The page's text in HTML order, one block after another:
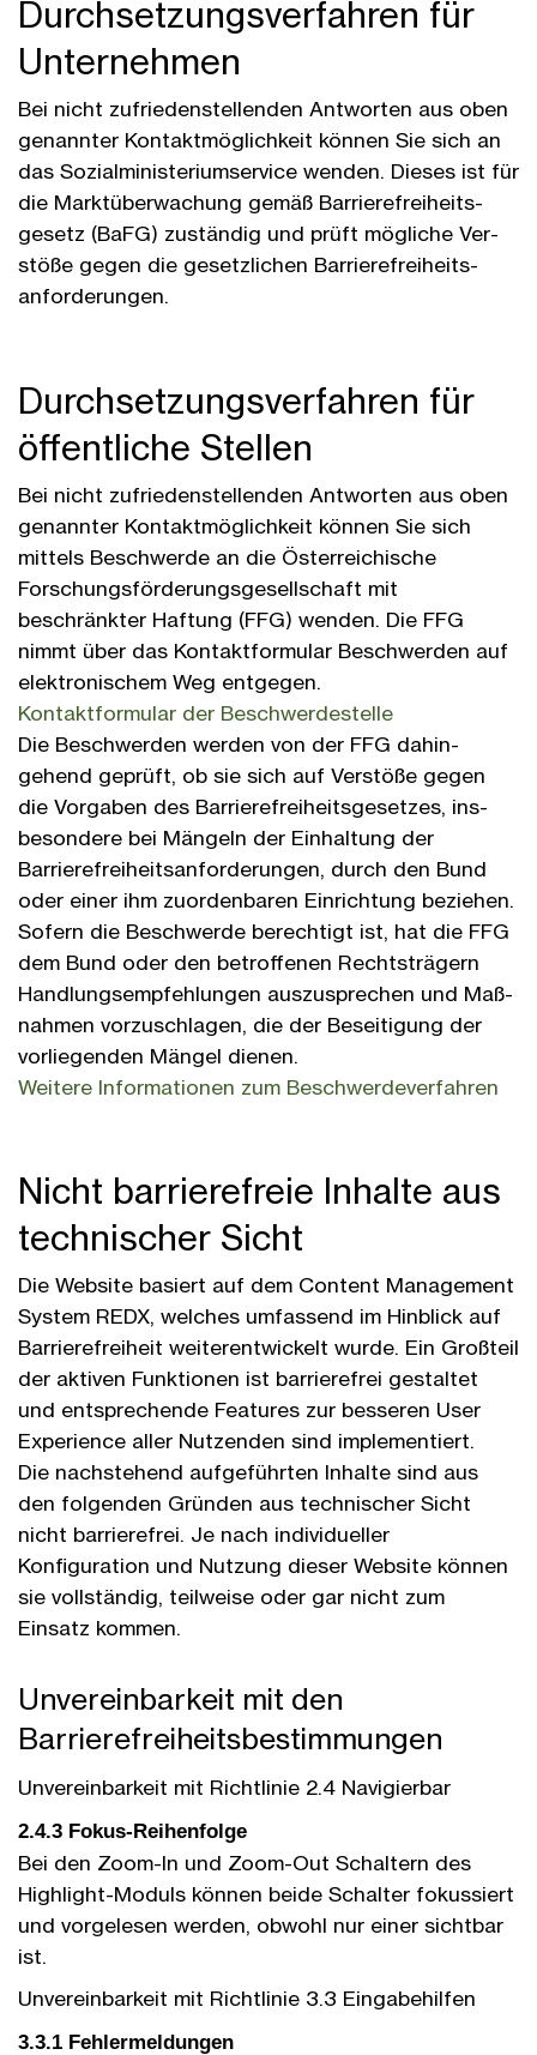
Durch­setzungs­ver­fahren für
Unternehmen
Bei nicht zufrieden­stellenden Antworten aus oben
genannter Kontakt­möglichkeit können Sie sich an
das Sozial­ministerium­service wenden. Dieses ist für
die Markt­über­wachung gemäß Barriere­freiheits­
gesetz (BaFG) zuständig und prüft mögliche Ver­
stöße gegen die gesetz­lichen Barriere­freiheits­
anforder­ungen.
Durch­setzungs­ver­fahren für
öffentliche Stellen
Bei nicht zu­frieden­stellenden Antworten aus oben
genannter Kontakt­möglich­keit können Sie sich
mittels Beschwerde an die Öster­reichische
Forschungs­förderungs­gesell­schaft mit
beschränkter Haftung (FFG) wenden. Die FFG
nimmt über das Kontakt­formular Beschwerden auf
elektronischem Weg ent­gegen.
Kontakt­formular der Beschwerde­stelle
Die Beschwerden werden von der FFG dahin­
gehend geprüft, ob sie sich auf Ver­stöße gegen
die Vor­gaben des Barriere­frei­heits­gesetzes, ins­
besondere bei Mängeln der Ein­haltung der
Barriere­frei­heitsan­forderungen, durch den Bund
oder einer ihm zuorden­baren Ein­richtung beziehen.
Sofern die Beschwerde berechtigt ist, hat die FFG
dem Bund oder den betroffenen Rechts­trägern
Handlungs­empfehlungen auszu­sprechen und Maß­
nahmen vorzu­schlagen, die der Be­seitigung der
vor­liegenden Mängel dienen.
Weitere Informationen zum Beschwerde­verfahren
Nicht barriere­freie Inhalte aus
technischer Sicht
Die Website basiert auf dem Content Management
System REDX, welches umfassend im Hinblick auf
Barriere­freiheit weiter­entwickelt wurde. Ein Großteil
der aktiven Funktionen ist barriere­frei gestaltet
und entsprechende Features zur besseren User
Experience aller Nutzenden sind implementiert.
Die nachstehend aufgeführten Inhalte sind aus
den folgenden Gründen aus technischer Sicht
nicht barriere­frei. Je nach individueller
Konfiguration und Nutzung dieser Website können
sie voll­ständig, teil­weise oder gar nicht zum
Einsatz kommen.
Unvereinbarkeit mit den
Barrierefreiheits­bestimmungen
Unvereinbarkeit mit Richtlinie 2.4 Navigierbar
2.4.3 Fokus-Reihenfolge
Bei den Zoom-In und Zoom-Out Schaltern des
Highlight-Moduls können beide Schalter fokussiert
und vorgelesen werden, obwohl nur einer sichtbar
ist.
Unvereinbarkeit mit Richtlinie 3.3 Eingabe­hilfen
3.3.1 Fehlermeldungen